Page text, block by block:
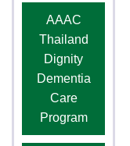
AAAC
Thailand
Dignity
Dementia
Care
Program